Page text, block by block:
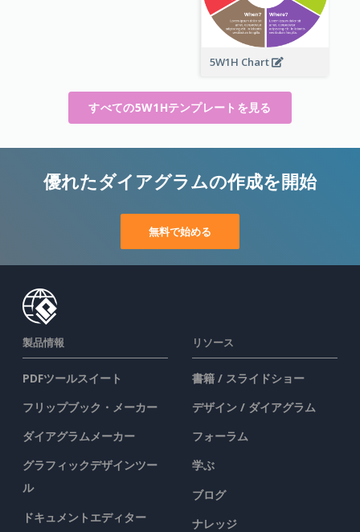
5W1H Chart
すべての5W1Hテンプレートを見る
優れたダイアグラムの作成を開始
無料で始める
製品情報
PDFツールスイート
フリップブック・メーカー
ダイアグラムメーカー
グラフィックデザインツー
ル
ドキュメントエディター
リソース
書籍 / スライドショー
デザイン / ダイアグラム
フォーラム
学ぶ
ブログ
ナレッジ